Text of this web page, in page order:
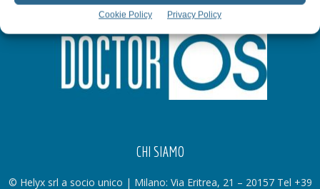
Cookie Policy Privacy Policy
CHI SIAMO
© Helyx srl a socio unico | Milano: Via Eritrea, 21 – 20157 Tel +39